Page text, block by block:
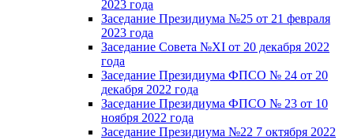
2023 года
Заседание Президиума №25 от 21 февраля
2023 года
Заседание Совета №XI от 20 декабря 2022
года
Заседание Президиума ФПСО № 24 от 20
декабря 2022 года
Заседание Президиума ФПСО № 23 от 10
ноября 2022 года
Заседание Президиума №22 7 октября 2022